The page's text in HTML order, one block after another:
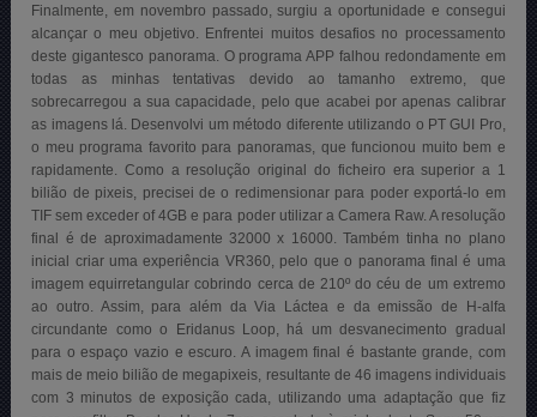
Finalmente, em novembro passado, surgiu a oportunidade e consegui
alcançar o meu objetivo. Enfrentei muitos desafios no processamento
deste gigantesco panorama. O programa APP falhou redondamente em
todas as minhas tentativas devido ao tamanho extremo, que
sobrecarregou a sua capacidade, pelo que acabei por apenas calibrar
as imagens lá. Desenvolvi um método diferente utilizando o PT GUI Pro,
o meu programa favorito para panoramas, que funcionou muito bem e
rapidamente. Como a resolução original do ficheiro era superior a 1
bilião de pixeis, precisei de o redimensionar para poder exportá-lo em
TIF sem exceder of 4GB e para poder utilizar a Camera Raw. A resolução
final é de aproximadamente 32000 x 16000. Também tinha no plano
inicial criar uma experiência VR360, pelo que o panorama final é uma
imagem equirretangular cobrindo cerca de 210º do céu de um extremo
ao outro. Assim, para além da Via Láctea e da emissão de H-alfa
circundante como o Eridanus Loop, há um desvanecimento gradual
para o espaço vazio e escuro. A imagem final é bastante grande, com
mais de meio bilião de megapixeis, resultante de 46 imagens individuais
com 3 minutos de exposição cada, utilizando uma adaptação que fiz